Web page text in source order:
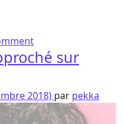
on Pekka : la
sur
2018) par pekka